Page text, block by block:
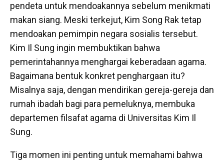
pendeta untuk mendoakannya sebelum menikmati
makan siang. Meski terkejut, Kim Song Rak tetap
mendoakan pemimpin negara sosialis tersebut.
Kim Il Sung ingin membuktikan bahwa
pemerintahannya menghargai keberadaan agama.
Bagaimana bentuk konkret penghargaan itu?
Misalnya saja, dengan mendirikan gereja-gereja dan
rumah ibadah bagi para pemeluknya, membuka
departemen filsafat agama di Universitas Kim Il
Sung.
Tiga momen ini penting untuk memahami bahwa